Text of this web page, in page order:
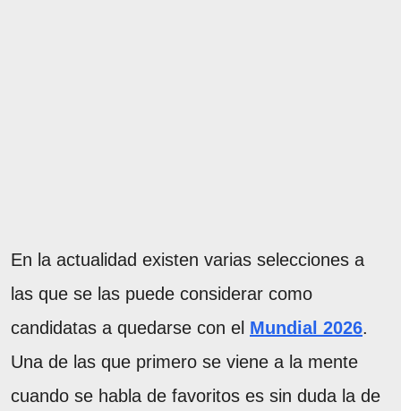
En la actualidad existen varias selecciones a
las que se las puede considerar como
candidatas a quedarse con el Mundial 2026.
Una de las que primero se viene a la mente
cuando se habla de favoritos es sin duda la de